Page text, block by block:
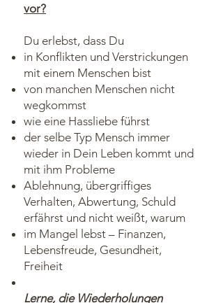
vor?
Du erlebst, dass Du
in Konflikten und Verstrickungen
mit einem Menschen bist
von manchen Menschen nicht
wegkommst
wie eine Hassliebe führst
der selbe Typ Mensch immer
wieder in Dein Leben kommt und
mit ihm Probleme
Ablehnung, übergriffiges
Verhalten, Abwertung, Schuld
erfährst und nicht weißt, warum
im Mangel lebst – Finanzen,
Lebensfreude, Gesundheit,
Freiheit
Lerne, die Wiederholungen